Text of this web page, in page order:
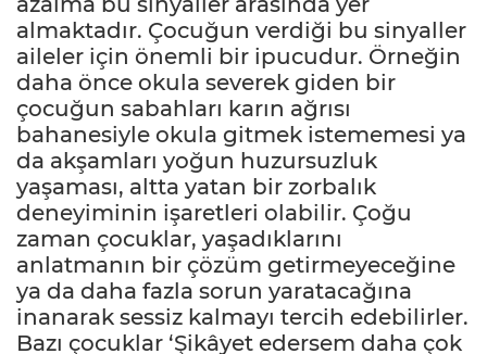
almaktadır. Çocuğun verdiği bu sinyaller
aileler için önemli bir ipucudur. Örneğin
daha önce okula severek giden bir
çocuğun sabahları karın ağrısı
bahanesiyle okula gitmek istememesi ya
da akşamları yoğun huzursuzluk
yaşaması, altta yatan bir zorbalık
deneyiminin işaretleri olabilir. Çoğu
zaman çocuklar, yaşadıklarını
anlatmanın bir çözüm getirmeyeceğine
ya da daha fazla sorun yaratacağına
inanarak sessiz kalmayı tercih edebilirler.
Bazı çocuklar ‘Şikâyet edersem daha çok